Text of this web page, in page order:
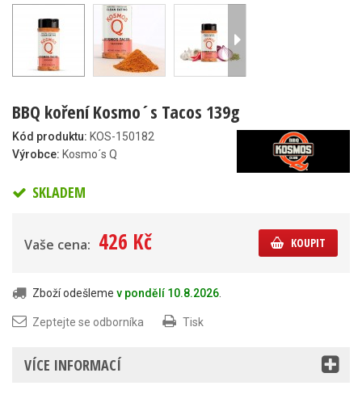
BBQ koření Kosmo´s Tacos 139g
Kód produktu: KOS-150182
Výrobce: Kosmo´s Q
SKLADEM
Vaše cena: 426 Kč KOUPIT
Zboží odešleme v pondělí 10.8.2026
Zeptejte se odborníka Tisk
VÍCE INFORMACÍ